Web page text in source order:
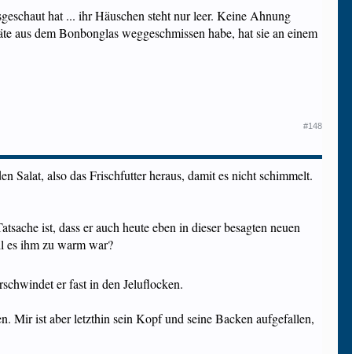
hat ... ihr Häuschen steht nur leer. Keine Ahnung
dem Bonbonglas weggeschmissen habe, hat sie an einem
#148
Salat, also das Frischfutter heraus, damit es nicht schimmelt.
ist, dass er auch heute eben in dieser besagten neuen
es ihm zu warm war?
er fast in den Jeluflocken.
Mir ist aber letzthin sein Kopf und seine Backen aufgefallen,